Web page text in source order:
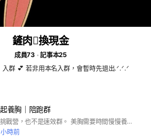
鏟肉🪏換現金
成員73
記事本25
群 💕 若非用本名入群，會暫時先退出.ᐟ.ᐟ.ᐟ
養胸｜陪跑群
#這裡不是挑戰營，也不是速效群。 美胸需要時間慢慢養🫶🏻 這個群會陪妳做的只有三件事： ✔ 每天提醒自己好好補充膠原蛋白肽 ✔ 調整幾個可以放進生活的小習慣 ✔ 調整日常、好好照顧自己 妳願意可以打卡、分享成果但不強制 只要願意陪自己一段時間就好💗
時前